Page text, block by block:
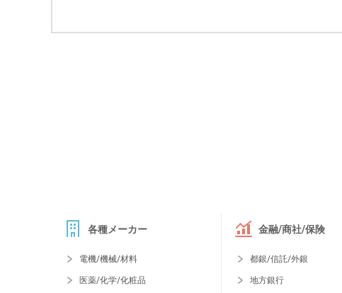
各種メーカー
電機/機械/材料
医薬/化学/化粧品
金融/商社/保険
都銀/信託/外銀
地方銀行